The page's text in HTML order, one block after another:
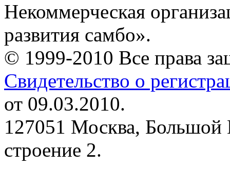
Некоммерческая
развития самбо».
© 1999-2010 Все права
Свидетельство о
от 09.03.2010.
127051 Москва, Большой
строение 2.